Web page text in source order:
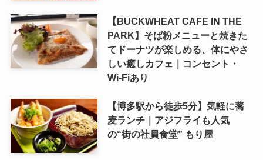
【BUCKWHEAT CAFE IN THE
PARK】そば粉メニューと焼きた
てドーナツが楽しめる、体にやさ
しい癒しカフェ｜コンセント・
Wi-Fiあり
【博多駅から徒歩5分】気軽に蕎
麦ランチ｜アジフライも人気
の“街の社員食堂” もり屋